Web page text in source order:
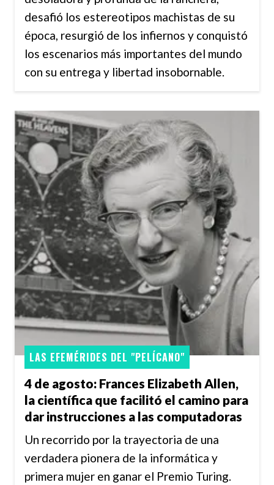
desafió los estereotipos machistas de su
época, resurgió de los infiernos y conquistó
los escenarios más importantes del mundo
con su entrega y libertad insobornable.
4 de agosto: Frances Elizabeth Allen,
la científica que facilitó el camino para
dar instrucciones a las computadoras
LAS EFEMÉRIDES DEL "PELÍCANO"
Un recorrido por la trayectoria de una
verdadera pionera de la informática y
primera mujer en ganar el Premio Turing.